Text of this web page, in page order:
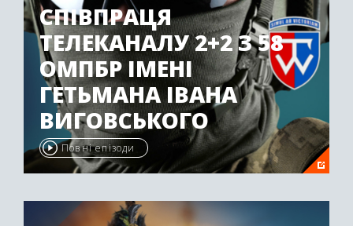
СПІВПРАЦЯ
ТЕЛЕКАНАЛУ 2+2 З 58
ОМПБР ІМЕНІ
ГЕТЬМАНА ІВАНА
ВИГОВСЬКОГО
Повні епізоди